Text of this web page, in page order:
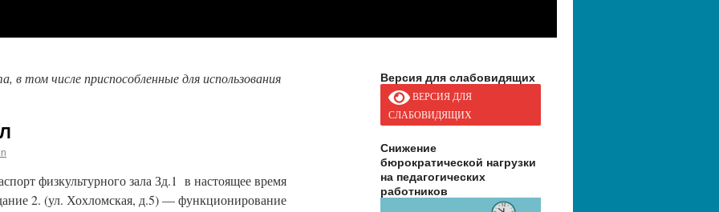
в том числе приспособленные для использования
физкультурного зала Зд.1 в настоящее время
2. (ул. Хохломская, д.5) — функционирование
Версия для слабовидящих
ВЕРСИЯ ДЛЯ
СЛАБОВИДЯЩИХ
Снижение
бюрократической нагрузки
на педагогических
работников